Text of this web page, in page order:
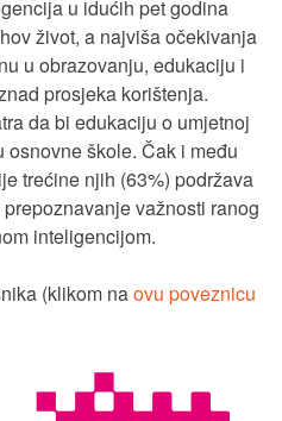
u idućih pet godina
život, a najviša očekivanja
u obrazovanju, edukaciju i
prosjeka korištenja.
da bi edukaciju o umjetnoj
škole. Čak i među
trećine njih (63%) podržava
važnosti ranog
inteligencijom.
(klikom naovu poveznicu